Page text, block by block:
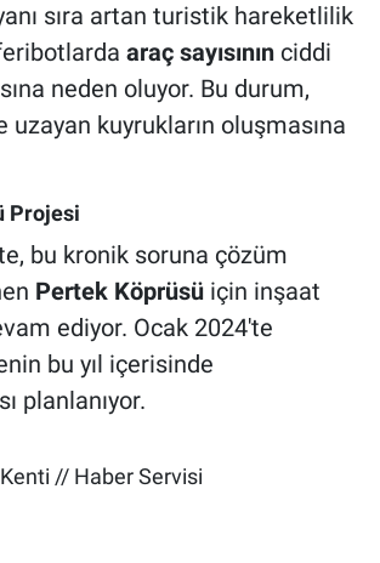
sıra artan turistik hareketlilik
araç sayısınınciddi
neden oluyor. Bu durum,
kuyrukların oluşmasına
Projesi
bu kronik soruna çözüm
Pertek Köprüsüiçin inşaat
ediyor. Ocak 2024'te
bu yıl içerisinde
planlanıyor.
// Haber Servisi